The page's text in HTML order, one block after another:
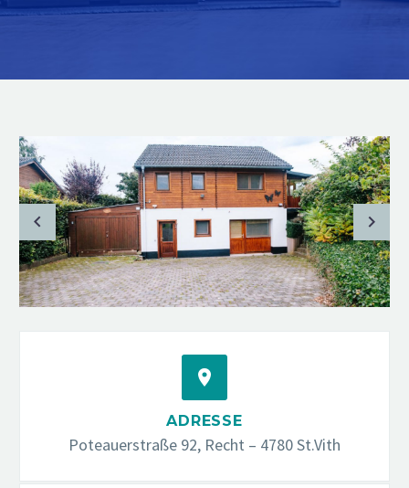


ADRESSE
Poteauerstraße 92, Recht – 4780 St.Vith